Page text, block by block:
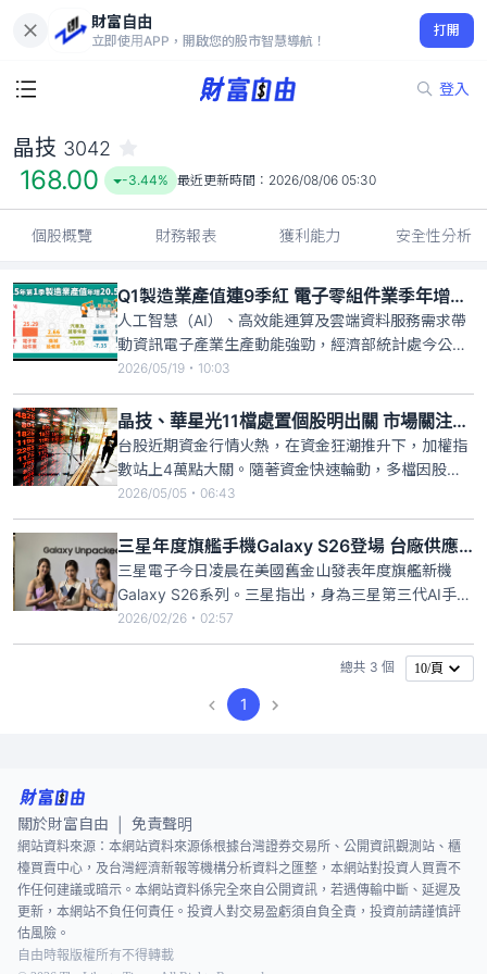
財富自由
立即使用APP，開啟您的股市智慧導航！
打開
登入
168.00
-3.44%
晶技 3042
168.00 -3.44% 最近更新時間： 2026/08/06 05:30
個股概覽 財務報表 獲利能力 安全性分析
Q1製造業產值連9季紅 電子零組件業季年增25％
人工智慧（AI）、高效能運算及雲端資料服務需求帶
動資訊電子產業生產動能強勁，經濟部統計處今公
布，今年第1季製造業產值5兆9510億元，季年增
20.58%，也是連續9季正成長。其中，電子零組件業
產值2兆1779億元，季年增25.29%。統計處說明，AI
需求暢旺，推升資訊電子產業生產動能，但部分傳統
產業
2026/05/19・10:03
晶技、華星光11檔處置個股明出關 市場關注後市表現
台股近期資金行情火熱，在資金狂潮推升下，加權指
數站上4萬點大關。隨著資金快速輪動，多檔因股價
與成交量短期異常而遭列入處置交易的個股，也陸續
迎來出關潮。明（5月6日）天為晶技（3042）、華
星光（4979）等11檔被處置個股出關日。明天出關
的11檔處置個股，分別為晶技、博士旺（3555）、
雙鍵（476
2026/05/05・06:43
三星年度旗艦手機Galaxy S26登場 台廠供應鏈可望受惠
三星電子今日凌晨在美國舊金山發表年度旗艦新機
Galaxy S26系列。三星指出，身為三星第三代AI手
機-Galaxy S26、Galaxy S26+和Galaxy S26
Ultra，將實現迄今最強悍的行動體驗。市場人士指
出，隨著S26系列登場，台廠供應鏈包括台積電、大
立光、晶技等可望受惠。
2026/02/26・02:57
總共 3 個 10/頁
1
關於財富自由 免責聲明
網站資料來源：本網站資料來源係根據台灣證券交易所、公開資訊觀測站、櫃
檯買賣中心，及台灣經濟新報等機構分析資料之匯整，本網站對投資人買賣不
作任何建議或暗示。本網站資料係完全來自公開資訊，若遇傳輸中斷、延遲及
更新，本網站不負任何責任。投資人對交易盈虧須自負全責，投資前請謹慎評
估風險。
自由時報版權所有不得轉載